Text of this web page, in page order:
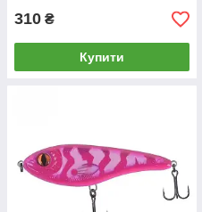
310 ₴
Купити